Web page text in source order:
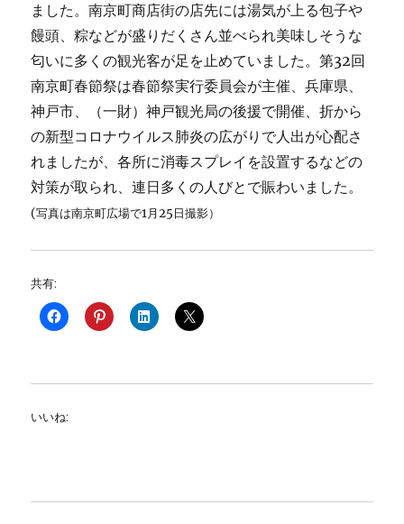
ました。南京町商店街の店先には湯気が上る包子や
饅頭、粽などが盛りだくさん並べられ美味しそうな
匂いに多くの観光客が足を止めていました。第32回
南京町春節祭は春節祭実行委員会が主催、兵庫県、
神戸市、（一財）神戸観光局の後援で開催、折から
の新型コロナウイルス肺炎の広がりで人出が心配さ
れましたが、各所に消毒スプレイを設置するなどの
対策が取られ、連日多くの人びとで賑わいました。
(写真は南京町広場で1月25日撮影）
共有:
いいね: